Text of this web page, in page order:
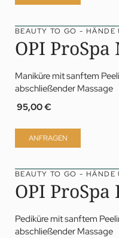
BEAUTY TO GO - HÄNDE
OPI
Maniküre mit sanftem
abschließender Massage
95,00 €
ANFRAGEN
BEAUTY TO GO - HÄNDE
OPI
Pediküre mit sanftem
abschließender Massage